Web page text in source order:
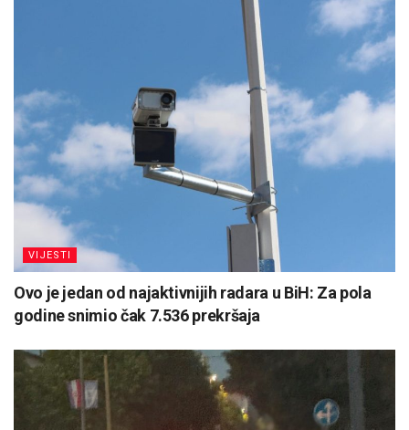
VIJESTI
Ovo je jedan od najaktivnijih radara u BiH: Za pola
godine snimio čak 7.536 prekršaja